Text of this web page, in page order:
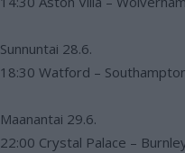
Sunnuntai 28.6.
18:30 Watford –
Maanantai 29.6.
22:00 Crystal Palace –